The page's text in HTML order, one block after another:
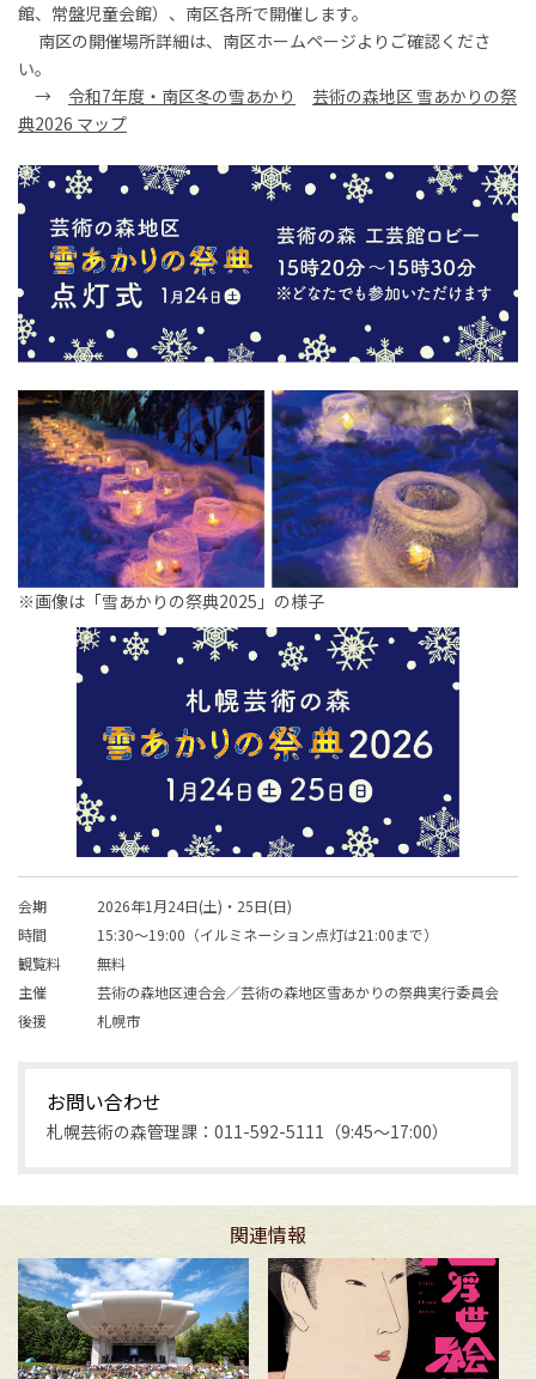
館、常盤児童会館）、南区各所で開催します。
南区の開催場所詳細は、南区ホームページよりご確認くださ
い。
→ 令和7年度・南区冬の雪あかり
芸術の森地区 雪あかりの祭
典2026 マップ
※画像は「雪あかりの祭典2025」の様子
会期
2026年1月24日(土)・25日(日)
時間
15:30～19:00（イルミネーション点灯は21:00まで）
観覧料
無料
主催
芸術の森地区連合会／芸術の森地区雪あかりの祭典実行委員会
後援
札幌市
お問い合わせ
札幌芸術の森管理課：011-592-5111（9:45～17:00）
関連情報